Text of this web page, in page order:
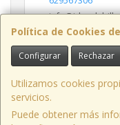
Política de Cookies
Configurar Rechazar
Utilizamos cookies
servicios.
Puede obtener más
Horario
Lunes viernes 10 -